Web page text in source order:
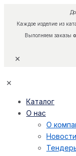
Каждое изделие из
Выполняем заказы
✕
✕
Каталог
О нас
О